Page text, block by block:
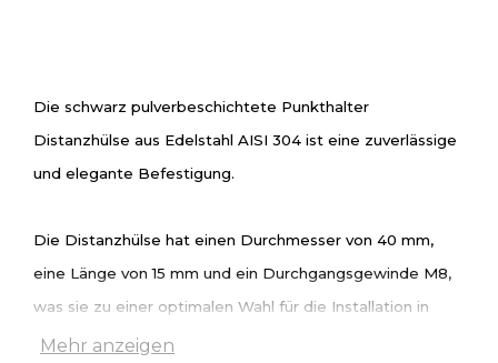
Die schwarz pulverbeschichtete Punkthalter
Distanzhülse aus Edelstahl AISI 304 ist eine zuverlässige
und elegante Befestigung.
Die Distanzhülse hat einen Durchmesser von 40 mm,
eine Länge von 15 mm und ein Durchgangsgewinde M8,
was sie zu einer optimalen Wahl für die Installation in
Beton- und Metallstrukturen macht.
Mehr anzeigen